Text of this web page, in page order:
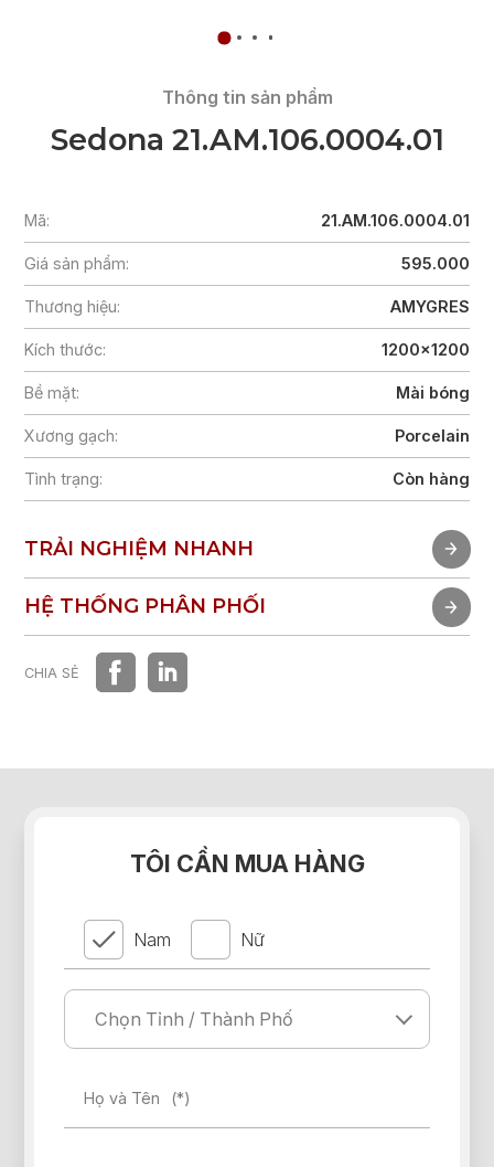
Thông tin sản phẩm
Sedona 21.AM.106.0004.01
Mã: 21.AM.106.0004.01
Giá sản phẩm: 595.000
Thương hiệu: AMYGRES
Kích thước: 1200x1200
Bề mặt: Mài bóng
Xương gạch: Porcelain
Tình trạng: Còn hàng
TRẢI NGHIỆM NHANH
TRẢI NGHIỆM NHANH
HỆ THỐNG PHÂN PHỐI
HỆ THỐNG PHÂN PHỐI
CHIA SẺ
TÔI CẦN MUA HÀNG
Nam Nữ
Họ và Tên (*)